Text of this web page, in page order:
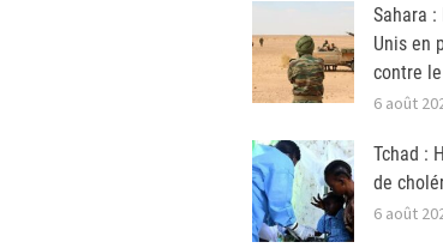
Sahara
Unis en
contre
6 août
Tchad :
de
6 août